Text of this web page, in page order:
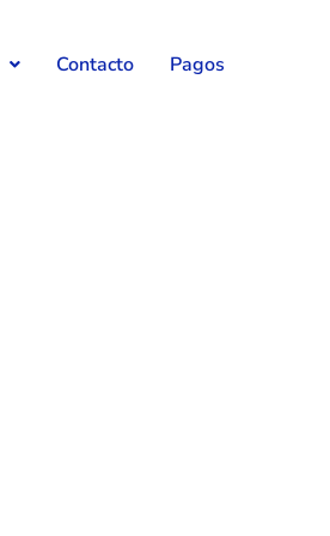
Contacto Pagos